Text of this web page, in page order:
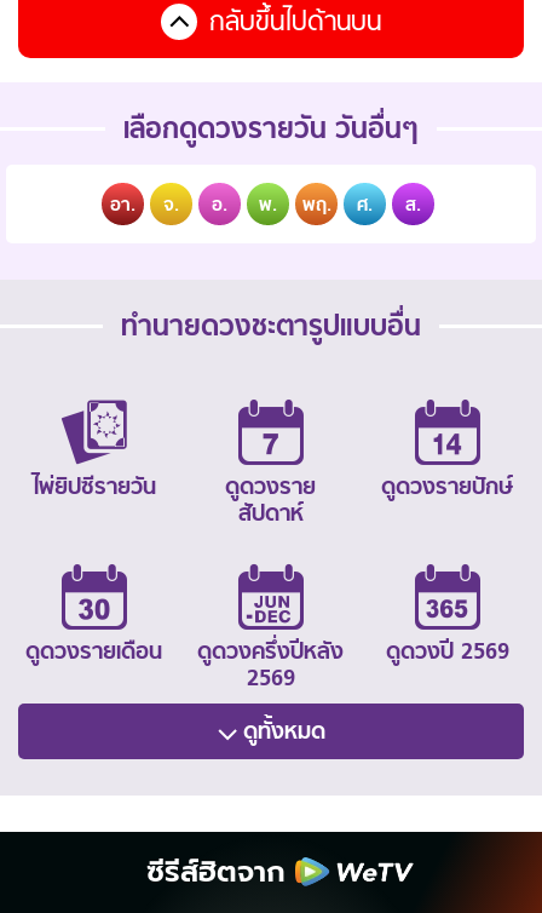
กลับขึ้นไปด้านบน
เลือกดูดวงรายวัน วันอื่นๆ
อา. จ. อ. พ. พฤ. ศ. ส.
ทำนายดวงชะตารูปแบบอื่น
ไพ่ยิปซีรายวัน
ดูดวงราย
สัปดาห์
ดูดวงรายปักษ์
ดูดวงรายเดือน
ดูดวงครึ่งปีหลัง
2569
ดูดวงปี 2569
ดูทั้งหมด
ซีรีส์ฮิตจาก